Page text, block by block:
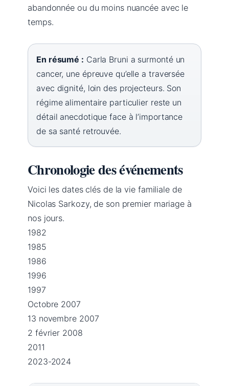
abandonnée ou du moins nuancée avec le
temps.
En résumé : Carla Bruni a surmonté un
cancer, une épreuve qu’elle a traversée
avec dignité, loin des projecteurs. Son
régime alimentaire particulier reste un
détail anecdotique face à l’importance
de sa santé retrouvée.
Chronologie des événements
Voici les dates clés de la vie familiale de
Nicolas Sarkozy, de son premier mariage à
nos jours.
1982
1985
1986
1996
1997
Octobre 2007
13 novembre 2007
2 février 2008
2011
2023-2024